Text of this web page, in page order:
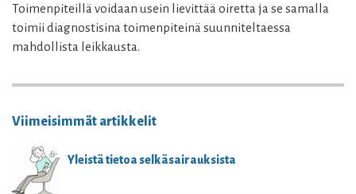
Toimenpiteillä voidaan usein lievittää oiretta ja se samalla
toimii diagnostisina toimenpiteinä suunniteltaessa
mahdollista leikkausta.
Viimeisimmät artikkelit
Yleistä tietoa selkäsairauksista